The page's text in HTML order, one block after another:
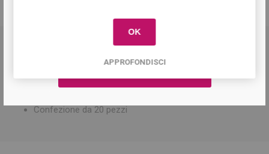
Caratteristiche:
Confezione da 20 pezzi
OK
APPROFONDISCI